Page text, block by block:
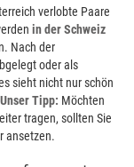
verlobte Paare
in der Schweiz
Nach der
oder als
sieht nicht nur schön
Unser Tipp: Möchten
tragen, sollten Sie
ansetzen.